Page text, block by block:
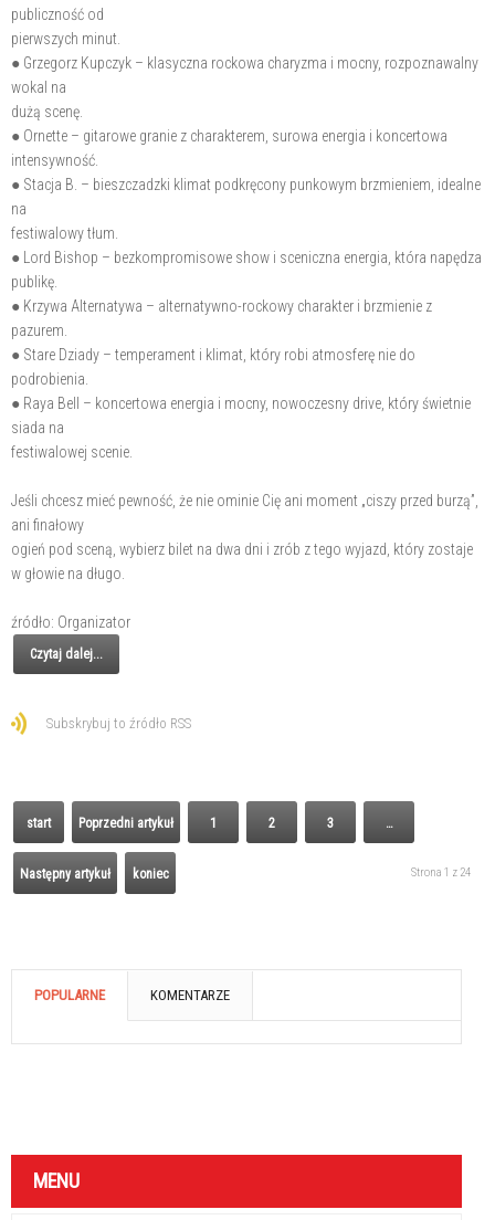
publiczność od
pierwszych minut.
● Grzegorz Kupczyk – klasyczna rockowa charyzma i mocny, rozpoznawalny
wokal na
dużą scenę.
● Ornette – gitarowe granie z charakterem, surowa energia i koncertowa
intensywność.
● Stacja B. – bieszczadzki klimat podkręcony punkowym brzmieniem, idealne
na
festiwalowy tłum.
● Lord Bishop – bezkompromisowe show i sceniczna energia, która napędza
publikę.
● Krzywa Alternatywa – alternatywno-rockowy charakter i brzmienie z
pazurem.
● Stare Dziady – temperament i klimat, który robi atmosferę nie do
podrobienia.
● Raya Bell – koncertowa energia i mocny, nowoczesny drive, który świetnie
siada na
festiwalowej scenie.
Jeśli chcesz mieć pewność, że nie ominie Cię ani moment „ciszy przed burzą”,
ani finałowy
ogień pod sceną, wybierz bilet na dwa dni i zrób z tego wyjazd, który zostaje
w głowie na długo.
źródło: Organizator
Czytaj dalej...
Subskrybuj to źródło RSS
start Poprzedni artykuł 1 2 3 …
Następny artykuł koniec Strona 1 z 24
POPULARNE KOMENTARZE
MENU